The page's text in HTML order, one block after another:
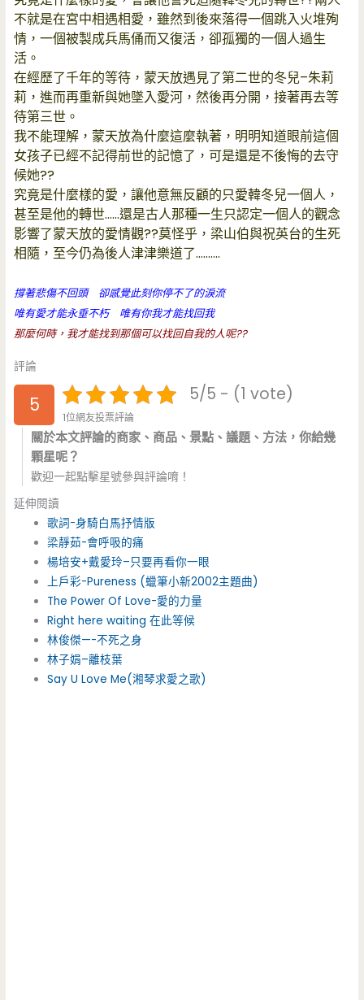
不就是在宮中相遇相愛，雖然到後來落得一個跳入火堆殉
情，一個被製成兵馬俑而又復活，卻孤獨的一個人過生
活。
在經歷了千年的等待，蒙天放遇見了第二世的冬兒–朱莉
莉，進而再重新與她墜入愛河，然後再分開，接著再去等
待第三世。
我不能理解，蒙天放為什麼這麼執著，明明知道眼前這個
女孩子已經不記得前世的記憶了，可是還是不後悔的去守
候她??
究竟是什麼樣的愛，讓他意無反顧的只愛韓冬兒一個人，
甚至是他的轉世……還是古人那種一生只認定一個人的觀念
影響了蒙天放的愛情觀??莫怪乎，梁山伯與祝英台的生死
相隨，至今仍為後人津津樂道了……….
撐著悲傷不回頭 卻感覺此刻你停不了的淚流
唯有愛才能永垂不朽 唯有你我才能找回我
那麼何時，我才能找到那個可以找回自我的人呢??
評論
5 5/5 - (1 vote)
1位網友投票評論
關於本文評論的商家、商品、景點、議題、方法，你給幾
顆星呢？
歡迎一起點擊星號參與評論唷！
延伸閱讀
歌詞-身騎白馬抒情版
梁靜茹-會呼吸的痛
楊培安+戴愛玲–只要再看你一眼
上戶彩-Pureness (蠟筆小新2002主題曲)
The Power Of Love-愛的力量
Right here waiting 在此等候
林俊傑—-不死之身
林子娟–離枝葉
Say U Love Me(湘琴求愛之歌)